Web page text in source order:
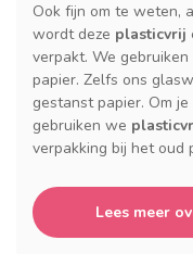
Ook fijn om te weten,
wordt deze plasticvrij
verpakt. We
papier. Zelfs ons
gestanst papier. Om
gebruiken we
verpakking bij het oud
Lees meer